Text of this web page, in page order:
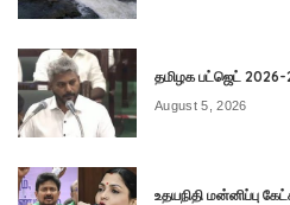
தமிழக பட்ஜெட்
August 5, 2026
உதயநிதி மன்னிப்பு